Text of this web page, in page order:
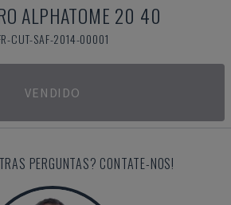
ALPHATOME 20 40
CUT-SAF-2014-00001
VENDIDO
PERGUNTAS? CONTATE-NOS!